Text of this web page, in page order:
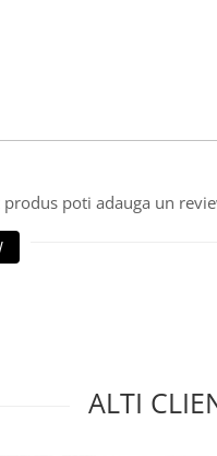
poti adauga un
ALTI